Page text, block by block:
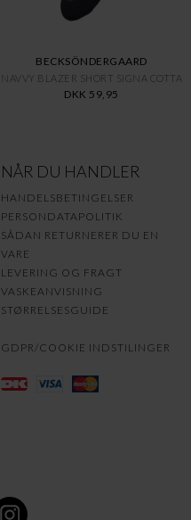
BECKSÖNDERGAARD
NAVVY BLAZER SHORT SIGNA COTTA
DKK 59,95
NÅR DU HANDLER
HANDELSBETINGELSER
PERSONDATAPOLITIK
SÅDAN RETURNERER DU EN
VARE
LEVERING OG FRAGT
VASKEANVISNING
STØRRELSESGUIDE
GDPR/COOKIE INDSTILINGER